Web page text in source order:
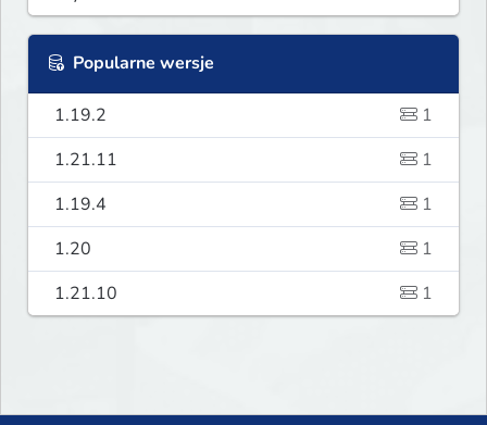
Popularne wersje
1.19.2
1
1.21.11
1
1.19.4
1
1.20
1
1.21.10
1